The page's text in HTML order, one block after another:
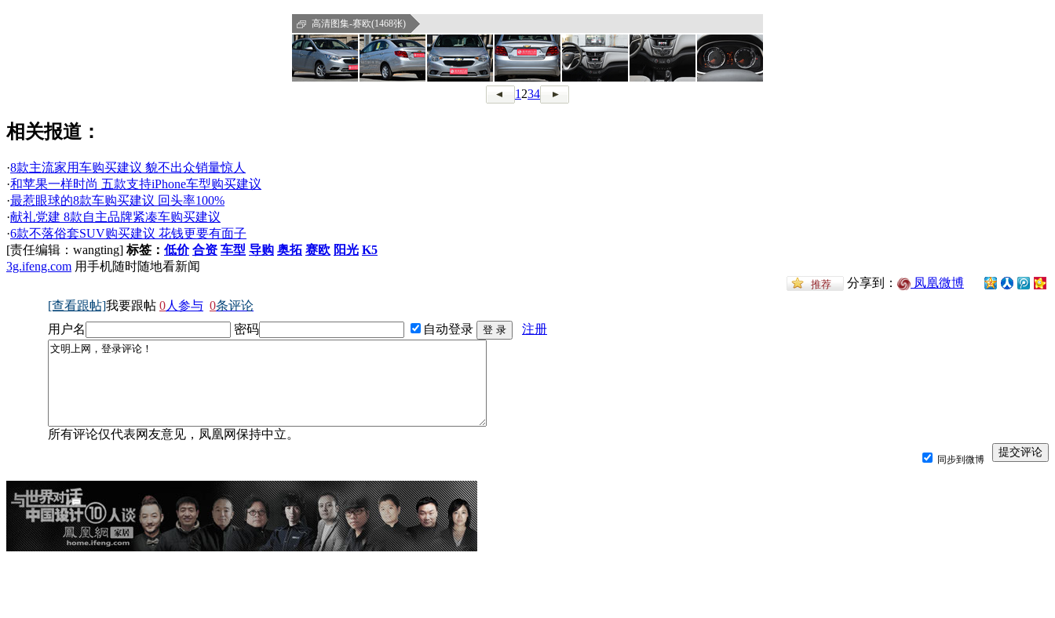
高清图集-赛欧(1468张)
1 234
相关报道：
·8款主流家用车购买建议 貌不出众销量惊人
·和苹果一样时尚 五款支持iPhone车型购买建议
·最惹眼球的8款车购买建议 回头率100%
·献礼党建 8款自主品牌紧凑车购买建议
·6款不落俗套SUV购买建议 花钱更要有面子
[责任编辑：wangting] 标签： 低价 合资 车型 导购 奥拓 赛欧 阳光 K5
3g.ifeng.com 用手机随时随地看新闻
分享到：
凤凰微博
[查看跟帖]我要跟帖 0人参与 0条评论
用户名
密码 自动登录 注册
所有评论仅代表网友意见，凤凰网保持中立。
同步到微博